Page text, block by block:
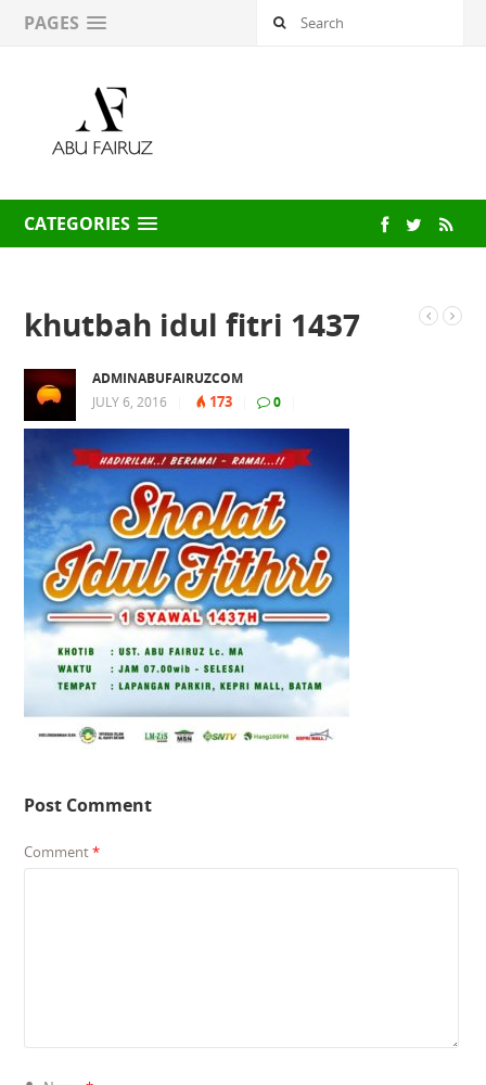
PAGES
CATEGORIES
khutbah idul fitri 1437
ADMINABUFAIRUZCOM
JULY 6, 2016
173 0
Post Comment
Comment*